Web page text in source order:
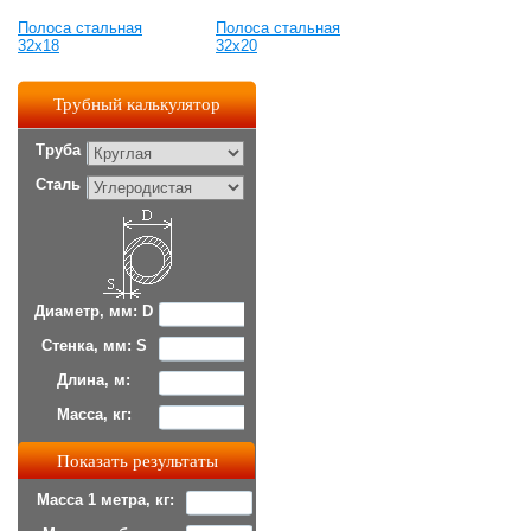
Полоса стальная
32x18
Полоса стальная
32x20
Трубный калькулятор
Труба
Сталь
Диаметр, мм: D
Стенка, мм: S
Длина, м:
Масса, кг:
Масса 1 метра, кг: